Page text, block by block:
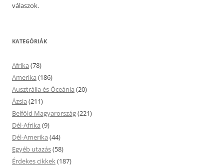
válaszok.
KATEGÓRIÁK
Afrika (78)
Amerika (186)
Ausztrália és Óceánia (20)
Ázsia (211)
Belföld Magyarország(221)
Dél-Afrika (9)
Dél-Amerika (44)
Egyéb utazás(58)
Érdekes cikkek(187)